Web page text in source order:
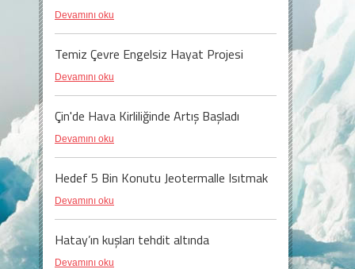
Devamını oku
Temiz Çevre Engelsiz Hayat Projesi
Devamını oku
Çin'de Hava Kirliliğinde Artış Başladı
Devamını oku
Hedef 5 Bin Konutu Jeotermalle Isıtmak
Devamını oku
Hatay’ın kuşları tehdit altında
Devamını oku